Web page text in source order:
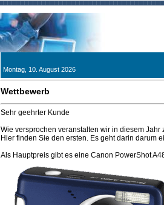
Montag, 10. August 2026
Wettbewerb
Sehr geehrter Kunde
Wie versprochen veranstalten wir in diesem
Hier finden Sie den ersten. Es geht darin darum
Als Hauptpreis gibt es eine Canon PowerShot